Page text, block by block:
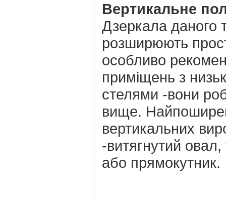
Вертикальне
Дзеркала даного
розширюють
особливо
приміщень з
стелями -вони
вище.
вертикальних
-витягнутий овал,
або прямокутник.